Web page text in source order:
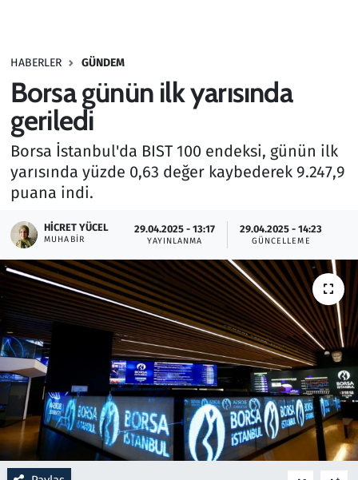
HABERLER GÜNDEM
Borsa günün ilk yarısında
geriledi
Borsa İstanbul'da BIST 100 endeksi, günün ilk
yarısında yüzde 0,63 değer kaybederek 9.247,9
puana indi.
HICRET YÜCEL
MUHABIR
29.04.2025 - 13:17
YAYINLANMA
29.04.2025 - 14:23
GÜNCELLEME
Haber
Kültür Sanat
Kurumsal Haberler
Lezzet Durağı
Memur ve Kamu
Otomobil
Oyun
Ramazan
Resmi İlanlar
Rüya Tabirleri
Sağlık